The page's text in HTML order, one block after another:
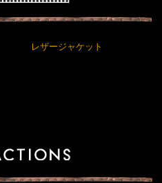
レザージャケット